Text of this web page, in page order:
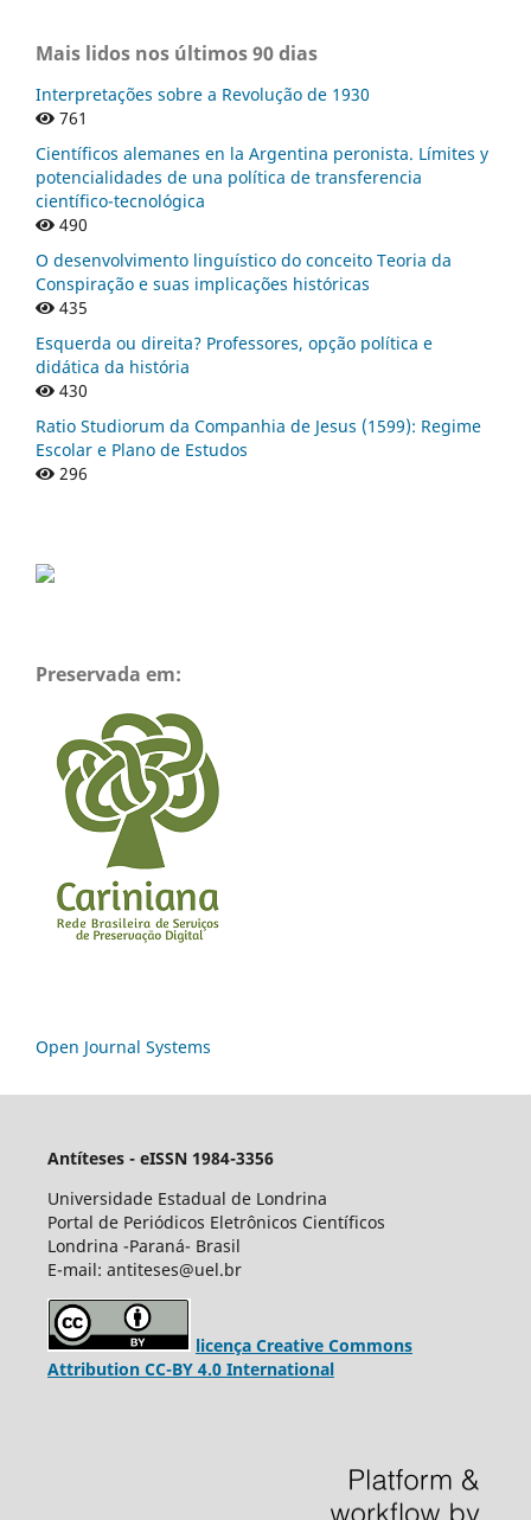
Mais lidos nos últimos 90 dias
Interpretações sobre a Revolução de 1930
761
Científicos alemanes en la Argentina peronista. Límites y
potencialidades de una política de transferencia
científico-tecnológica
490
O desenvolvimento linguístico do conceito Teoria da
Conspiração e suas implicações históricas
435
Esquerda ou direita? Professores, opção política e
didática da história
430
Ratio Studiorum da Companhia de Jesus (1599): Regime
Escolar e Plano de Estudos
296
Preservada em:
Open Journal Systems
Antíteses - eISSN 1984-3356
Universidade Estadual de Londrina
Portal de Periódicos Eletrônicos Científicos
Londrina -Paraná- Brasil
E-mail: antiteses@uel.br
licença Creative Commons
Attribution CC-BY 4.0 International